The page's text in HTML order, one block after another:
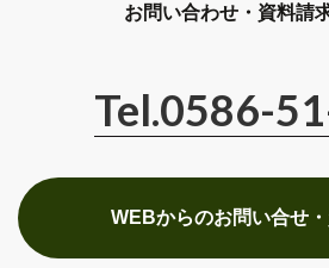
お問い合わせ・資料請
Tel.0586-
WEBからのお問い合せ